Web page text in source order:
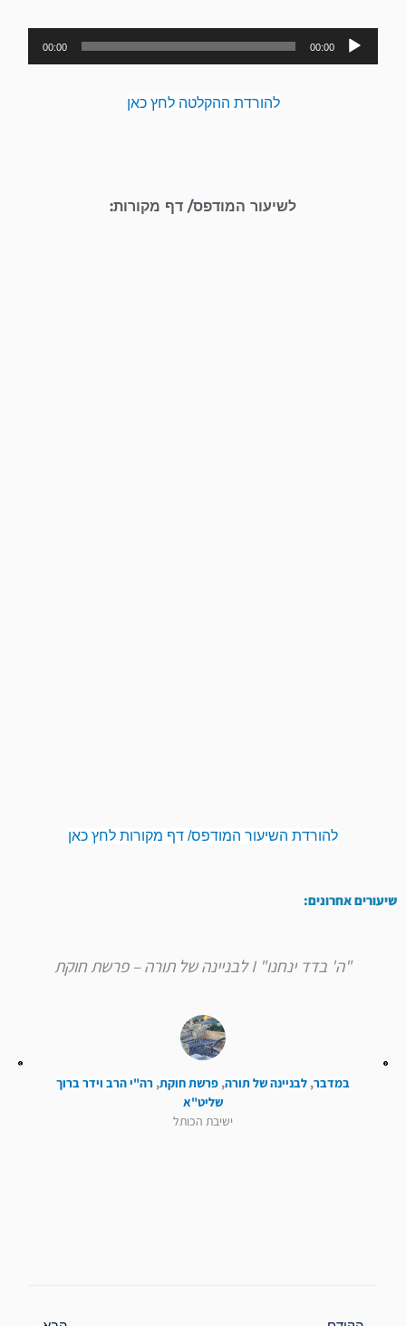
נגן
אודיו
00:00
00:00
להורדת ההקלטה לחץ כאן
לשיעור המודפס/ דף מקורות:
להורדת השיעור המודפס/ דף מקורות לחץ כאן
שיעורים אחרונים:
"ה' בדד ינחנו" I לבניינה של תורה – פרשת חוקת
במדבר, לבניינה של תורה, פרשת חוקת, רה"י הרב וידר ברוך
שליט"א
ישיבת הכותל